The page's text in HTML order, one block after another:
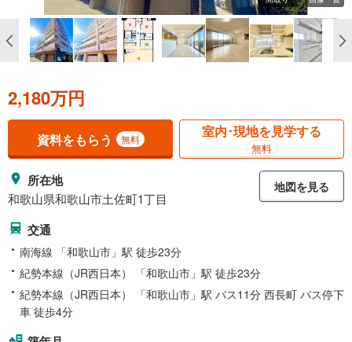
2,180万円
資料をもらう 無料 室内･現地を見学する
無料
所在地
和歌山県和歌山市土佐町1丁目
地図を見る
交通
南海線 「和歌山市」駅 徒歩23分
紀勢本線（JR西日本） 「和歌山市」駅 徒歩23分
紀勢本線（JR西日本） 「和歌山市」駅 バス11分 西長町 バス停下
車 徒歩4分